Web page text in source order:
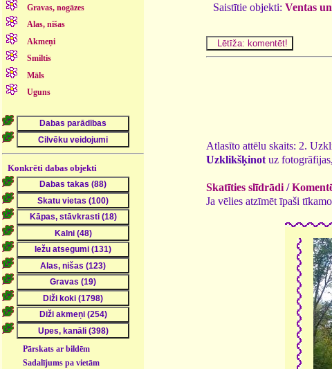
Gravas, nogāzes
Alas, nišas
Akmeņi
Smiltis
Māls
Uguns
Konkrēti dabas objekti
Pārskats ar bildēm
Sadalījums pa vietām
Saistītie objekti: Ventas
Atlasīto attēlu skaits: 2.
Uzklikšķinot uz
Skatīties slīdrādi /
Ja vēlies atzīmēt īpaši